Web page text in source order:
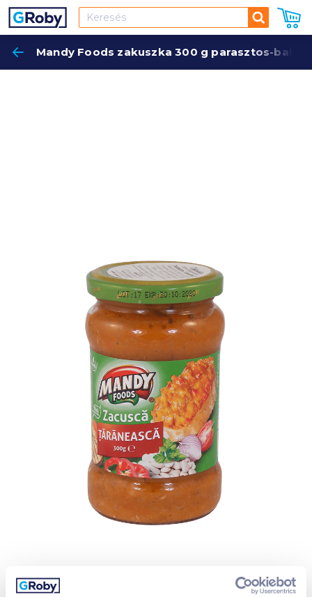
Keresés
Mandy Foods zakuszka 300 g parasztos-babos